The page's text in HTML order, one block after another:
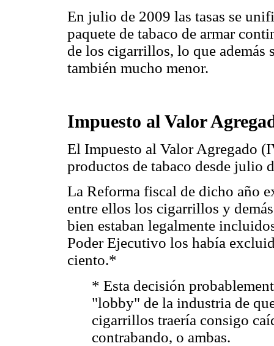
En julio de 2009 las tasas se
paquete de tabaco de armar
de los cigarrillos, lo que además
también mucho menor.
Impuesto al Valor
El Impuesto al Valor Agregado
productos de tabaco desde julio
La Reforma fiscal de dicho año
entre ellos los cigarrillos y
bien estaban legalmente
Poder Ejecutivo los había
ciento.*
* Esta decisión
"lobby" de la industria de
cigarrillos traería consigo
contrabando, o ambas.